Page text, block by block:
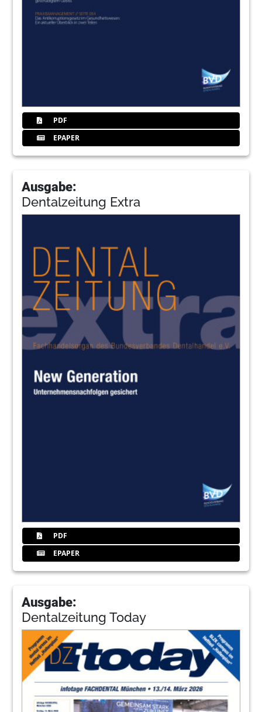
PDF
EPAPER
Ausgabe:
Dentalzeitung Extra
PDF
EPAPER
Ausgabe:
Dentalzeitung Today